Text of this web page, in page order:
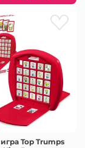
Top Trumps